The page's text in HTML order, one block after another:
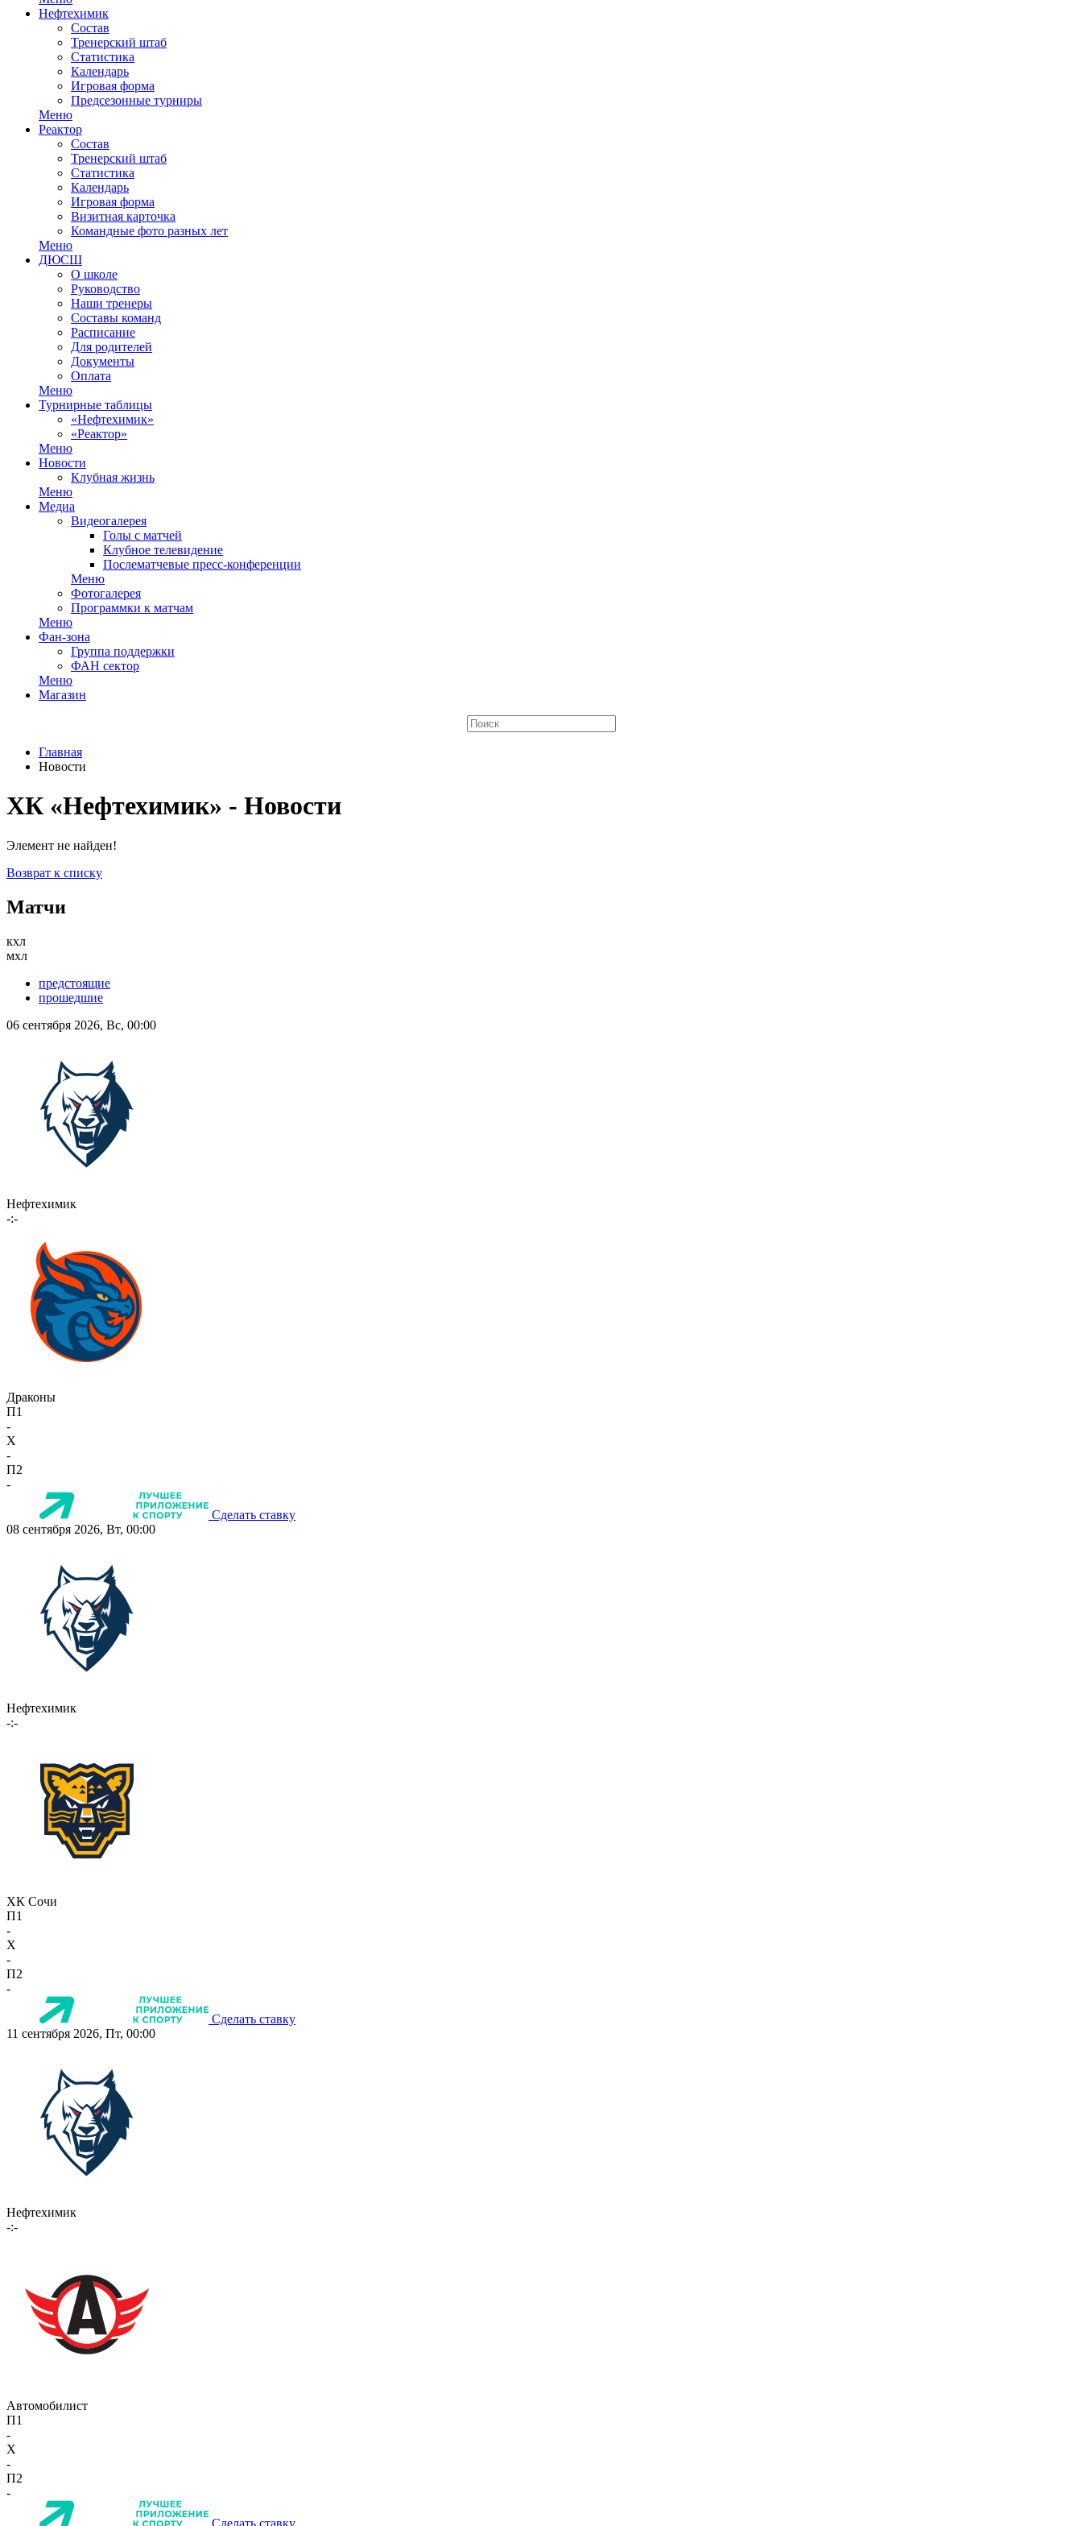
Нефтехимик
Состав
Тренерский штаб
Статистика
Календарь
Игровая форма
Предсезонные турниры
Меню
Реактор
Состав
Тренерский штаб
Статистика
Календарь
Игровая форма
Визитная карточка
Командные фото разных лет
Меню
ДЮСШ
О школе
Руководство
Наши тренеры
Составы команд
Расписание
Для родителей
Документы
Оплата
Меню
Турнирные таблицы
«Нефтехимик»
«Реактор»
Меню
Новости
Клубная жизнь
Меню
Медиа
Видеогалерея
Голы с матчей
Клубное телевидение
Послематчевые пресс-конференции
Меню
Фотогалерея
Программки к матчам
Меню
Фан-зона
Группа поддержки
ФАН сектор
Меню
Магазин
Главная
Новости
ХК «Нефтехимик» - Новости
Элемент не найден!
Возврат к списку
Матчи
кхл
мхл
предстоящие
прошедшие
06 сентября 2026, Вс, 00:00
Нефтехимик
-:-
Драконы
П1
-
X
-
П2
-
Сделать ставку
08 сентября 2026, Вт, 00:00
Нефтехимик
-:-
ХК Сочи
П1
-
X
-
П2
-
Сделать ставку
11 сентября 2026, Пт, 00:00
Нефтехимик
-:-
Автомобилист
П1
-
X
-
П2
-
Сделать ставку